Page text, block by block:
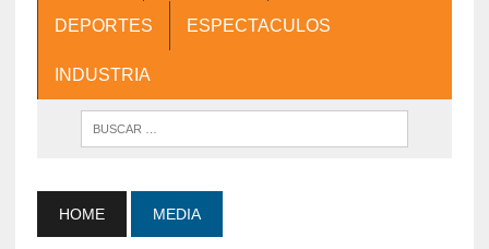
DEPORTES ESPECTACULOS
INDUSTRIA
HOME MEDIA